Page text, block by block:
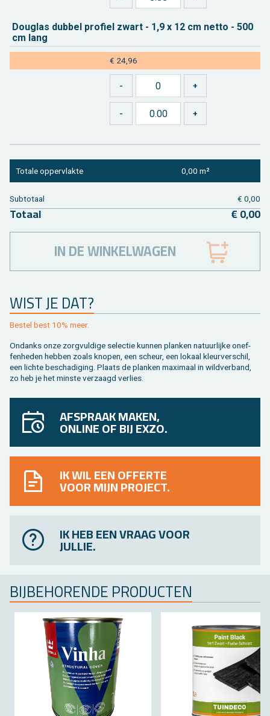
Dou­g­las dub­bel pro­fiel zwart - 1,9 x 12 cm netto - 500
cm lang
€ 24,96
WIST JE DAT?
Be­stel best 10% meer.
On­danks onze zorg­vul­di­ge se­lec­tie kun­nen plan­ken na­tuur­lij­ke on­ef­
fen­he­den heb­ben zoals kno­pen, een scheur, een lo­kaal kleur­ver­schil,
een lich­te be­scha­di­ging. Plaats de plan­ken maxi­maal in wild­ver­band,
zo heb je het min­ste ver­zaagd ver­lies.
To­ta­le op­per­vlak­te 0,00 m²
Sub­to­taal € 0,00
To­taal € 0,00
IN DE WINKELWAGEN
AFSPRAAK MAKEN,
ONLINE OF BIJ EXZO.
IK WIL EEN OFFERTE
VOOR MIJN PROJECT.
IK HEB EEN VRAAG VOOR
JULLIE.
BIJ­BE­HO­REN­DE PRO­DUC­TEN